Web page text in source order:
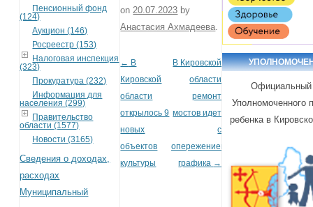
Пенсионный фонд
(124)
Аукцион (146)
Росреестр (153)
Налоговая инспекция
(323)
Прокуратура (232)
Информация для
населения (299)
Правительство
области (1577)
Новости (3165)
Сведения о доходах,
расходах
Муниципальный
on 20.07.2023 by
Анастасия Ахмадеева
Post navigation
← В
Кировской
области
открылось 9
новых
объектов
культуры
В Кировской
области
ремонт
мостов идет
с
опережением
графика →
Официальный
Уполномоченного
ребенка в